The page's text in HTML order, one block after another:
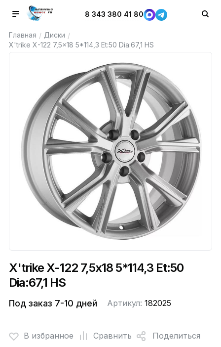
8 343 380 41 80
Главная / Диски /
X'trike X-122 7,5x18 5*114,3 Et:50 Dia:67,1 HS
X'trike X-122 7,5x18 5*114,3 Et:50
Dia:67,1 HS
Под заказ 7-10 дней Артикул: 182025
В избранное Сравнить
Поделиться